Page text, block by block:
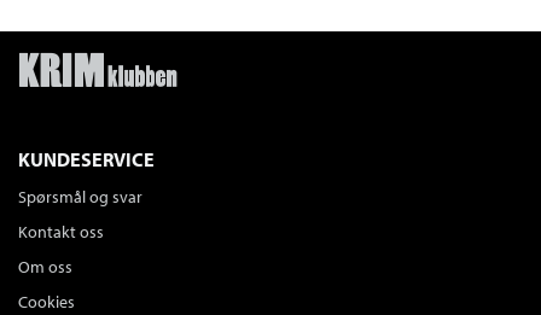
KUNDESERVICE
Spørsmål og svar
Kontakt oss
Om oss
Cookies